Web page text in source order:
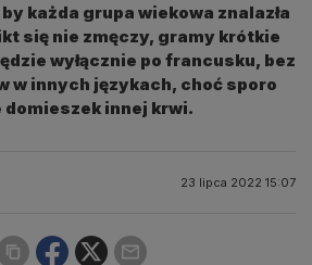
każda grupa wiekowa znalazła
się nie zmęczy, gramy krótkie
wyłącznie po francusku, bez
w innych językach, choć sporo
domieszek innej krwi.
23 lipca 2022 15:07